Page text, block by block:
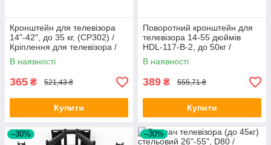
Кронштейн для телевізора
14"-42", до 35 кг, (CP302) /
Кріплення для телевізора /
Кріплення для ТБ
В наявності
365 ₴ 521,43 ₴
Купити
Поворотний кронштейн для
телевізора 14-55 дюймів
HDL-117-B-2, до 50кг /
Настінне кріплення для
телевізора та монітора
В наявності
389 ₴ 555,71 ₴
Купити
–30% –30%